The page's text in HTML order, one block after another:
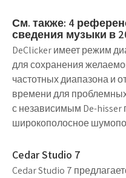
См. также: 4
сведения музыки в
DeClicker имеет режим
для сохранения
частотных диапазона и
времени для
с независимым De-
широкополосное
Cedar Studio 7
Cedar Studio 7